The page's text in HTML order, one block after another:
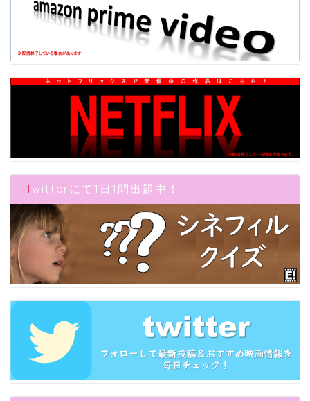
Twitterにて1日1問出題中！